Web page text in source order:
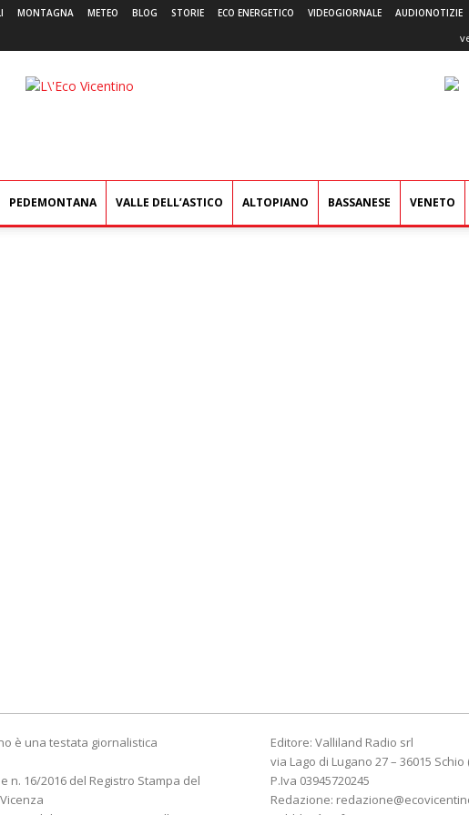
MONTAGNA METEO BLOG STORIE ECO ENERGETICO VIDEOGIORNALE AUDIONOTIZIE
L'Eco
PEDEMONTANA VALLE DELL’ASTICO ALTOPIANO BASSANESE VENETO
è una testata giornalistica
n. 16/2016 del Registro Stampa del
Editore: Valliland Radio srl
via Lago di Lugano 27 – 36015 Schio
P.Iva 03945720245
Redazione: